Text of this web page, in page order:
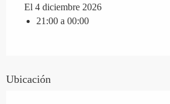
El 4 diciembre 2026
21:00 a 00:00
Ubicación